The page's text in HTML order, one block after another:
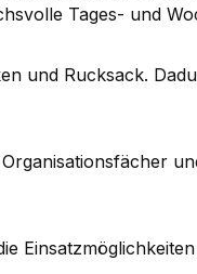
Tages- und
und Rucksack.